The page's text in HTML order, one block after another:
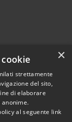
2026 • Comune di
• Powered by
•Accesso
×
strettamente
del sito,
di elaborare
al seguente link